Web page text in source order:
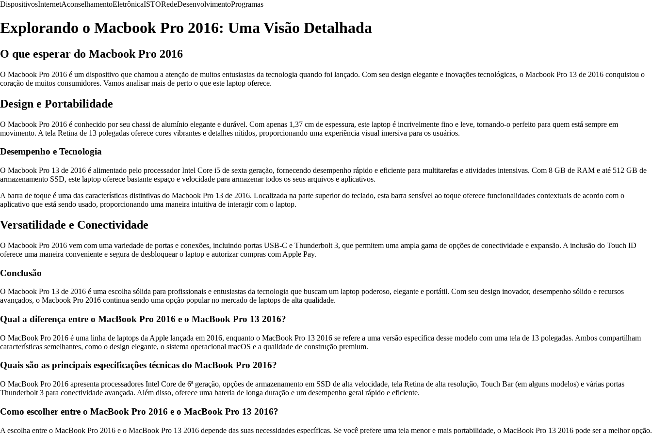
DispositivosInternetAconselhamentoEletrônicaISTORedeDesenvolvimentoProgramas
Explorando o Macbook Pro 2016: Uma Visão Detalhada
O que esperar do Macbook Pro 2016
O Macbook Pro 2016 é um dispositivo que chamou a atenção de muitos entusiastas da tecnologia quando foi lançado. Com seu design elegante e inovações tecnológicas, o Macbook Pro 13 de 2016 conquistou o
coração de muitos consumidores. Vamos analisar mais de perto o que este laptop oferece.
Design e Portabilidade
O Macbook Pro 2016 é conhecido por seu chassi de alumínio elegante e durável. Com apenas 1,37 cm de espessura, este laptop é incrivelmente fino e leve, tornando-o perfeito para quem está sempre em
movimento. A tela Retina de 13 polegadas oferece cores vibrantes e detalhes nítidos, proporcionando uma experiência visual imersiva para os usuários.
Desempenho e Tecnologia
O Macbook Pro 13 de 2016 é alimentado pelo processador Intel Core i5 de sexta geração, fornecendo desempenho rápido e eficiente para multitarefas e atividades intensivas. Com 8 GB de RAM e até 512 GB de
armazenamento SSD, este laptop oferece bastante espaço e velocidade para armazenar todos os seus arquivos e aplicativos.
A barra de toque é uma das características distintivas do Macbook Pro 13 de 2016. Localizada na parte superior do teclado, esta barra sensível ao toque oferece funcionalidades contextuais de acordo com o
aplicativo que está sendo usado, proporcionando uma maneira intuitiva de interagir com o laptop.
Versatilidade e Conectividade
O Macbook Pro 2016 vem com uma variedade de portas e conexões, incluindo portas USB-C e Thunderbolt 3, que permitem uma ampla gama de opções de conectividade e expansão. A inclusão do Touch ID
oferece uma maneira conveniente e segura de desbloquear o laptop e autorizar compras com Apple Pay.
Conclusão
O Macbook Pro 13 de 2016 é uma escolha sólida para profissionais e entusiastas da tecnologia que buscam um laptop poderoso, elegante e portátil. Com seu design inovador, desempenho sólido e recursos
avançados, o Macbook Pro 2016 continua sendo uma opção popular no mercado de laptops de alta qualidade.
Qual a diferença entre o MacBook Pro 2016 e o MacBook Pro 13 2016?
O MacBook Pro 2016 é uma linha de laptops da Apple lançada em 2016, enquanto o MacBook Pro 13 2016 se refere a uma versão específica desse modelo com uma tela de 13 polegadas. Ambos compartilham
características semelhantes, como o design elegante, o sistema operacional macOS e a qualidade de construção premium.
Quais são as principais especificações técnicas do MacBook Pro 2016?
O MacBook Pro 2016 apresenta processadores Intel Core de 6ª geração, opções de armazenamento em SSD de alta velocidade, tela Retina de alta resolução, Touch Bar (em alguns modelos) e várias portas
Thunderbolt 3 para conectividade avançada. Além disso, oferece uma bateria de longa duração e um desempenho geral rápido e eficiente.
Como escolher entre o MacBook Pro 2016 e o MacBook Pro 13 2016?
A escolha entre o MacBook Pro 2016 e o MacBook Pro 13 2016 depende das suas necessidades específicas. Se você prefere uma tela menor e mais portabilidade, o MacBook Pro 13 2016 pode ser a melhor opção.